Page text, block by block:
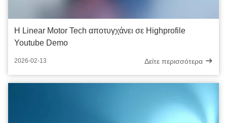
Η Linear Motor Tech αποτυγχάνει σε Highprofile
Youtube Demo
2026-02-13 Δείτε περισσότερα